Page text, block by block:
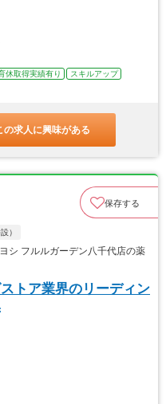
休取得実績有り
スキルアップ
の求人に興味がある
保存する
）
シ フルルガーデン八千代店の薬
トア業界のリーディン